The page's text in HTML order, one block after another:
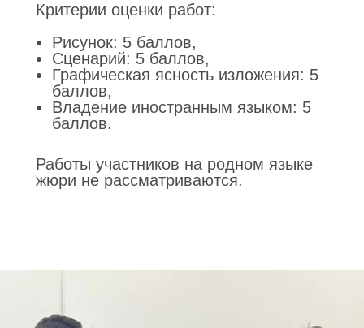
Критерии оценки работ:
Рисунок: 5 баллов,
Сценарий: 5 баллов,
Графическая ясность изложения: 5
баллов,
Владение иностранным языком: 5
баллов.
Работы участников на родном языке
жюри не рассматриваются.